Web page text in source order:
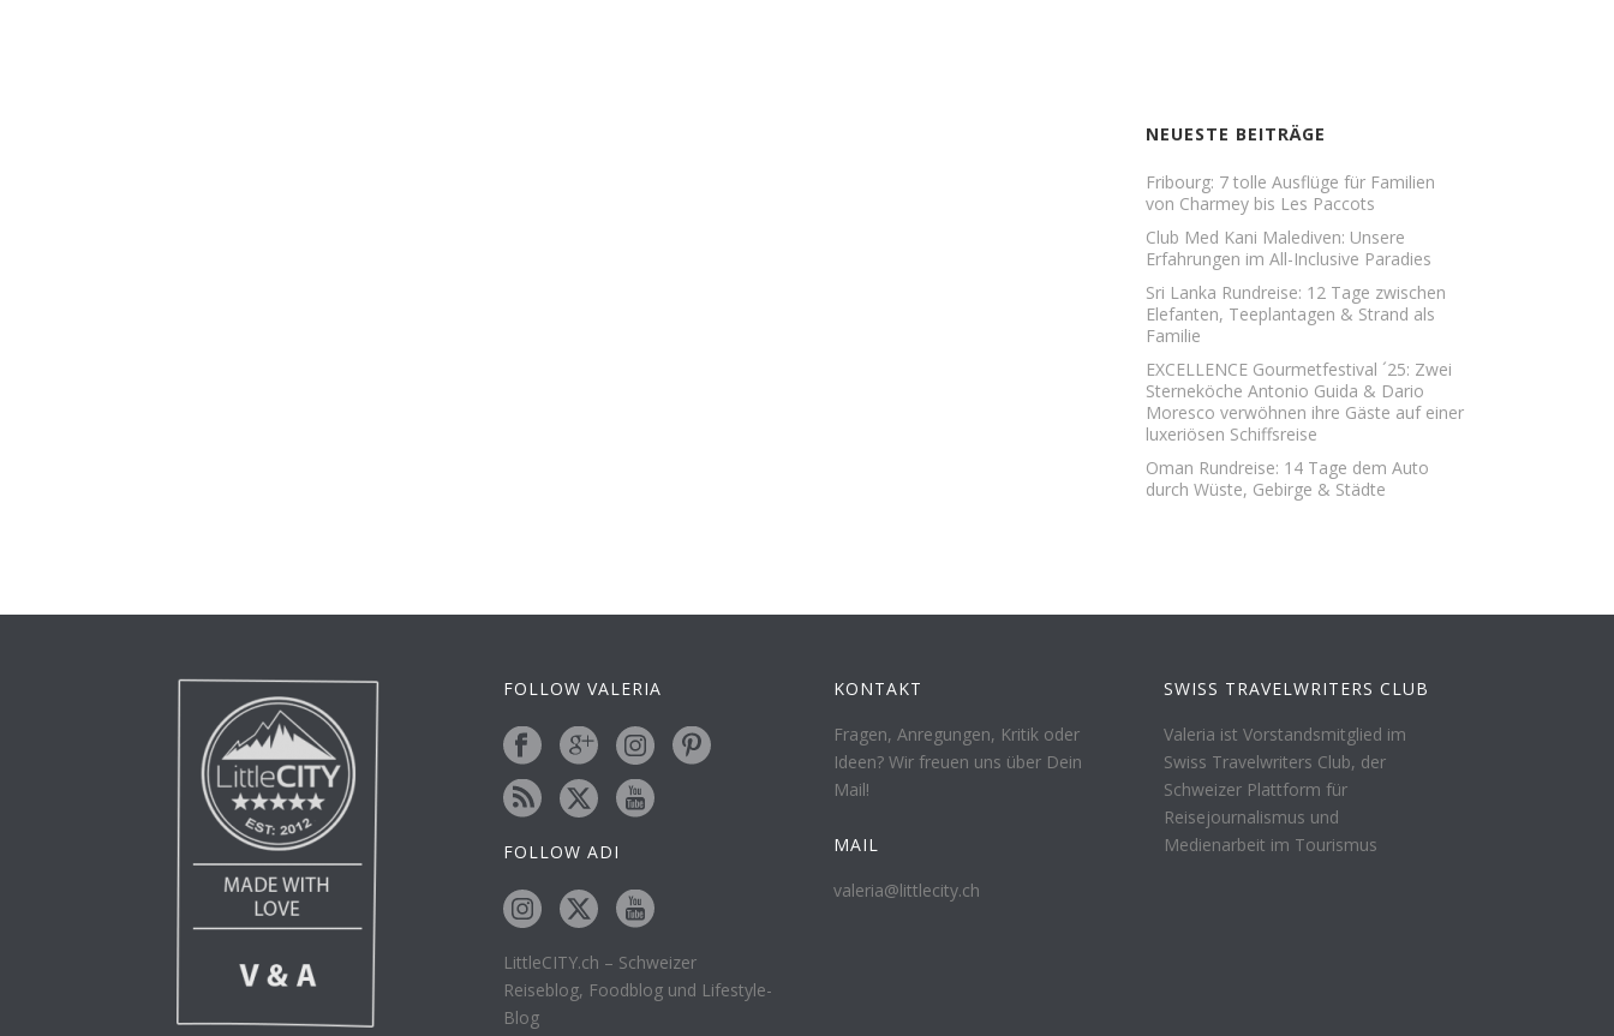
NEUESTE BEITRÄGE
Fribourg: 7 tolle Ausflüge für Familien
von Charmey bis Les Paccots
Club Med Kani Malediven: Unsere
Erfahrungen im All-Inclusive Paradies
Sri Lanka Rundreise: 12 Tage zwischen
Elefanten, Teeplantagen & Strand als
Familie
EXCELLENCE Gourmetfestival ´25: Zwei
Sterneköche Antonio Guida & Dario
Moresco verwöhnen ihre Gäste auf einer
luxeriösen Schiffsreise
Oman Rundreise: 14 Tage dem Auto
durch Wüste, Gebirge & Städte
FOLLOW VALERIA
FOLLOW ADI
LittleCITY.ch – Schweizer
Reiseblog, Foodblog und Lifestyle-
Blog
KONTAKT
Fragen, Anregungen, Kritik oder
Ideen? Wir freuen uns über Dein
Mail!
MAIL
valeria@littlecity.ch
SWISS TRAVELWRITERS CLUB
Valeria ist Vorstandsmitglied im
Swiss Travelwriters Club, der
Schweizer Plattform für
Reisejournalismus und
Medienarbeit im Tourismus